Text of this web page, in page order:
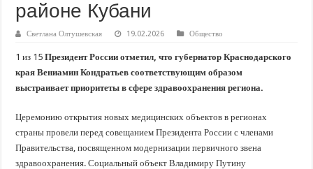
Важные правила обращения в вашу страховую компанию
Стартовал прием заявок на 20-й юбилейный молодежный форум «Регион 93»
районе Кубани
Светлана Олтушевская 19.02.2026 Общество
1 из 15Президент России отметил, что губернатор Краснодарского
края Вениамин Кондратьев соответствующим образом
выстраивает приоритеты в сфере здравоохранения региона.
Церемонию открытия новых медицинских объектов в регионах
страны провели перед совещанием Президента России с членами
Правительства, посвященном модернизации первичного звена
здравоохранения. Социальный объект Владимиру Путину